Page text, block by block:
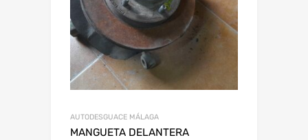
AUTODESGUACE MÁLAGA
MANGUETA DELANTERA